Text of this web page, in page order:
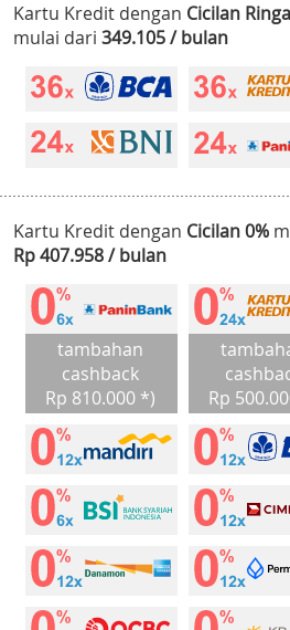
Kartu Kredit dengan Cicilan
mulai dari 349.105 / bulan
Kartu Kredit dengan Cicilan 0%
Rp 407.958 / bulan
tambahan
cashback
Rp 810.000 *)
Rp